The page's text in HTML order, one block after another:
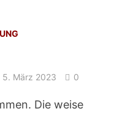
5. März 2023 0
Die weise